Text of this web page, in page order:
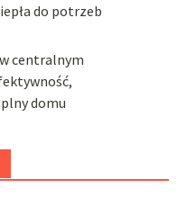
do potrzeb
centralnym
domu